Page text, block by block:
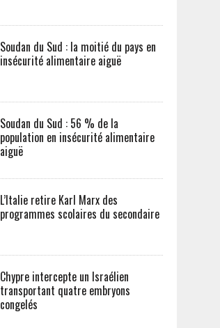
Soudan du Sud : la moitié du pays en
insécurité alimentaire aiguë
Soudan du Sud : 56 % de la
population en insécurité alimentaire
aiguë
L’Italie retire Karl Marx des
programmes scolaires du secondaire
Chypre intercepte un Israélien
transportant quatre embryons
congelés